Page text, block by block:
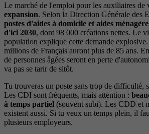
Le marché de l'emploi pour les auxiliaires de
expansion. Selon la Direction Générale des
postes d'aides à domicile et aides
d'ici 2030, dont 98 000 créations nettes. Le
population explique cette demande
millions de Français auront plus de 85 ans.
de personnes âgées seront en perte
va pas se tarir de sitôt.
Tu trouveras un poste sans trop de difficulté,
Les CDI sont fréquents, mais attention :
à temps partiel (souvent subi). Les CDD et
existent aussi. Si tu veux un temps plein, il
plusieurs employeurs.